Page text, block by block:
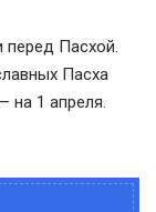
перед Пасхой.
Пасха
на 1 апреля.